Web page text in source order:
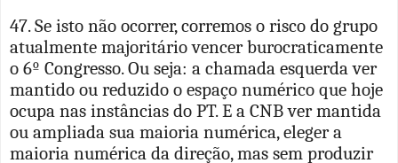
47. Se isto não ocorrer, corremos o risco do grupo
atualmente majoritário vencer burocraticamente
o 6º Congresso. Ou seja: a chamada esquerda ver
mantido ou reduzido o espaço numérico que hoje
ocupa nas instâncias do PT. E a CNB ver mantida
ou ampliada sua maioria numérica, eleger a
maioria numérica da direção, mas sem produzir